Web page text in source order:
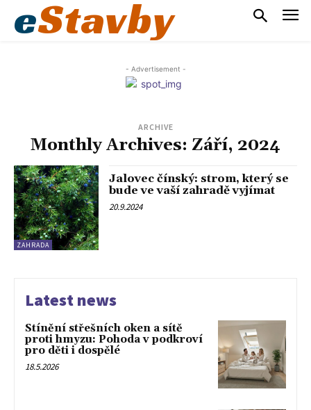
eStavby
- Advertisement -
ARCHIVE
Monthly Archives: Září, 2024
ZAHRADA
Jalovec čínský: strom, který se
bude ve vaší zahradě vyjímat
20.9.2024
Latest news
Stínění střešních oken a sítě
proti hmyzu: Pohoda v podkroví
pro děti i dospělé
18.5.2026